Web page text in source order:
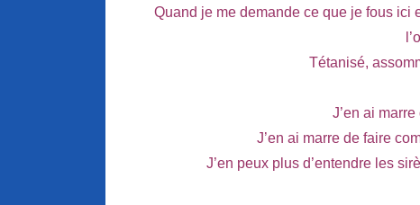
Quand je me demande ce que je fous ici
Tétanisé,
J’en ai
J’en ai marre de faire
J’en peux plus d’entendre les